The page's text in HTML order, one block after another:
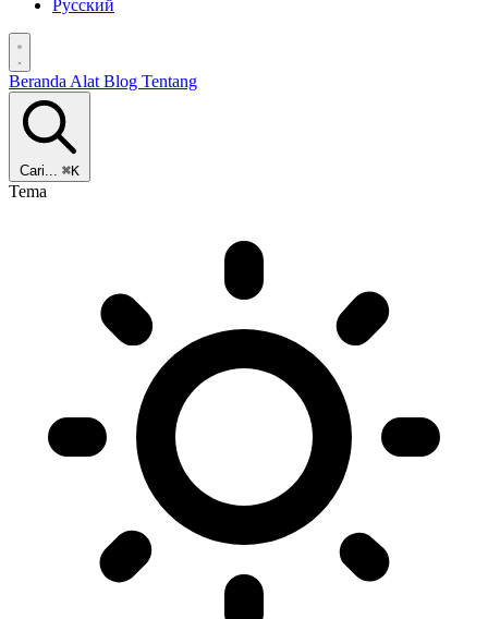
Русский
Beranda Alat Blog Tentang
Cari... ⌘K
Tema